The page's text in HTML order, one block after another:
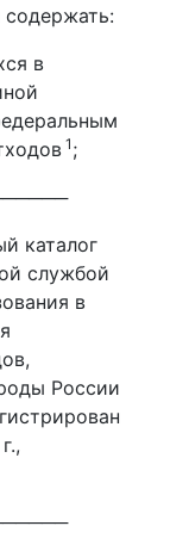
в
1 ;
каталог
службой
в
России